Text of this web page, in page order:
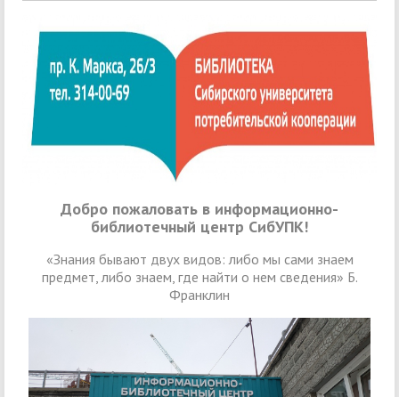
Добро пожаловать в информационно-
библиотечный центр СибУПК!
«Знания бывают двух видов: либо мы сами знаем
предмет, либо знаем, где найти о нем сведения» Б.
Франклин